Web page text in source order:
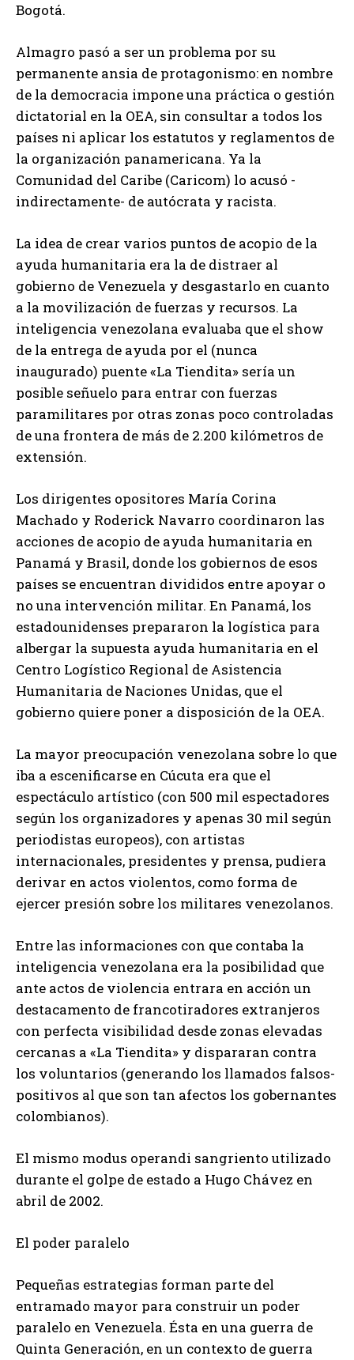
Bogotá.
Almagro pasó a ser un problema por su
permanente ansia de protagonismo: en nombre
de la democracia impone una práctica o gestión
dictatorial en la OEA, sin consultar a todos los
países ni aplicar los estatutos y reglamentos de
la organización panamericana. Ya la
Comunidad del Caribe (Caricom) lo acusó -
indirectamente- de autócrata y racista.
La idea de crear varios puntos de acopio de la
ayuda humanitaria era la de distraer al
gobierno de Venezuela y desgastarlo en cuanto
a la movilización de fuerzas y recursos. La
inteligencia venezolana evaluaba que el show
de la entrega de ayuda por el (nunca
inaugurado) puente «La Tiendita» sería un
posible señuelo para entrar con fuerzas
paramilitares por otras zonas poco controladas
de una frontera de más de 2.200 kilómetros de
extensión.
Los dirigentes opositores María Corina
Machado y Roderick Navarro coordinaron las
acciones de acopio de ayuda humanitaria en
Panamá y Brasil, donde los gobiernos de esos
países se encuentran divididos entre apoyar o
no una intervención militar. En Panamá, los
estadounidenses prepararon la logística para
albergar la supuesta ayuda humanitaria en el
Centro Logístico Regional de Asistencia
Humanitaria de Naciones Unidas, que el
gobierno quiere poner a disposición de la OEA.
La mayor preocupación venezolana sobre lo que
iba a escenificarse en Cúcuta era que el
espectáculo artístico (con 500 mil espectadores
según los organizadores y apenas 30 mil según
periodistas europeos), con artistas
internacionales, presidentes y prensa, pudiera
derivar en actos violentos, como forma de
ejercer presión sobre los militares venezolanos.
Entre las informaciones con que contaba la
inteligencia venezolana era la posibilidad que
ante actos de violencia entrara en acción un
destacamento de francotiradores extranjeros
con perfecta visibilidad desde zonas elevadas
cercanas a «La Tiendita» y dispararan contra
los voluntarios (generando los llamados falsos-
positivos al que son tan afectos los gobernantes
colombianos).
El mismo modus operandi sangriento utilizado
durante el golpe de estado a Hugo Chávez en
abril de 2002.
El poder paralelo
Pequeñas estrategias forman parte del
entramado mayor para construir un poder
paralelo en Venezuela. Ésta en una guerra de
Quinta Generación, en un contexto de guerra